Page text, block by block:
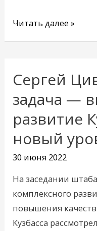
Читать далее »
Сергей
задача —
развитие
новый
30 июня 2022
На заседании
комплексного
повышения
Кузбасса
Сергей
Цивилев:
наша
задача
—
развитие
Кузбасса
на
новый
уровень